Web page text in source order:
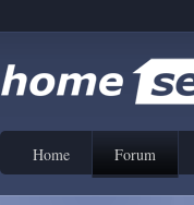
Home Forum